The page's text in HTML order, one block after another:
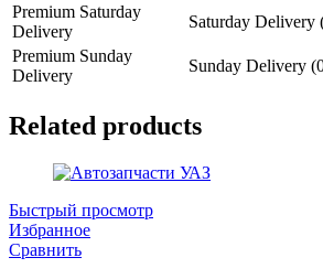
Premium Saturday
Delivery
Saturday Delivery
Premium Sunday
Delivery
Sunday Delivery
Related products
Быстрый просмотр
Избранное
Сравнить